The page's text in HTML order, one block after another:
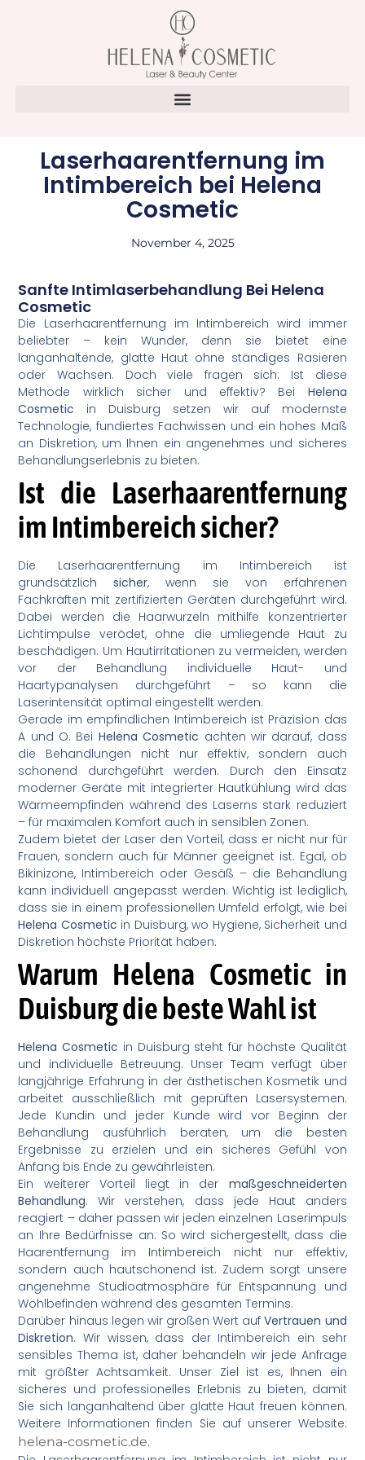
Laserhaarentfernung im
Intimbereich bei Helena
Cosmetic
November 4, 2025
Sanfte Intimlaserbehandlung Bei Helena
Cosmetic
Die Laserhaarentfernung im Intimbereich wird immer
beliebter – kein Wunder, denn sie bietet eine
langanhaltende, glatte Haut ohne ständiges Rasieren
oder Wachsen. Doch viele fragen sich: Ist diese
Methode wirklich sicher und effektiv? Bei Helena
Cosmetic in Duisburg setzen wir auf modernste
Technologie, fundiertes Fachwissen und ein hohes Maß
an Diskretion, um Ihnen ein angenehmes und sicheres
Behandlungserlebnis zu bieten.
Ist die Laserhaarentfernung
im Intimbereich sicher?
Die Laserhaarentfernung im Intimbereich ist
grundsätzlichsicher, wenn sie von erfahrenen
Fachkräften mit zertifizierten Geräten durchgeführt wird.
Dabei werden die Haarwurzeln mithilfe konzentrierter
Lichtimpulse verödet, ohne die umliegende Haut zu
beschädigen. Um Hautirritationen zu vermeiden, werden
vor der Behandlung individuelle Haut- und
Haartypanalysen durchgeführt – so kann die
Laserintensität optimal eingestellt werden.
Gerade im empfindlichen Intimbereich ist Präzision das
A und O. Bei Helena Cosmetic achten wir darauf, dass
die Behandlungen nicht nur effektiv, sondern auch
schonend durchgeführt werden. Durch den Einsatz
moderner Geräte mit integrierter Hautkühlung wird das
Wärmeempfinden während des Laserns stark reduziert
– für maximalen Komfort auch in sensiblen Zonen.
Zudem bietet der Laser den Vorteil, dass er nicht nur für
Frauen, sondern auch für Männer geeignet ist. Egal, ob
Bikinizone, Intimbereich oder Gesäß – die Behandlung
kann individuell angepasst werden. Wichtig ist lediglich,
dass sie in einem professionellen Umfeld erfolgt, wie bei
Helena Cosmetic in Duisburg, wo Hygiene, Sicherheit und
Diskretion höchste Priorität haben.
Warum Helena Cosmetic in
Duisburg die beste Wahl ist
Helena Cosmetic in Duisburg steht für höchste Qualität
und individuelle Betreuung. Unser Team verfügt über
langjährige Erfahrung in der ästhetischen Kosmetik und
arbeitet ausschließlich mit geprüften Lasersystemen.
Jede Kundin und jeder Kunde wird vor Beginn der
Behandlung ausführlich beraten, um die besten
Ergebnisse zu erzielen und ein sicheres Gefühl von
Anfang bis Ende zu gewährleisten.
Ein weiterer Vorteil liegt in der maßgeschneiderten
Behandlung. Wir verstehen, dass jede Haut anders
reagiert – daher passen wir jeden einzelnen Laserimpuls
an Ihre Bedürfnisse an. So wird sichergestellt, dass die
Haarentfernung im Intimbereich nicht nur effektiv,
sondern auch hautschonend ist. Zudem sorgt unsere
angenehme Studioatmosphäre für Entspannung und
Wohlbefinden während des gesamten Termins.
Darüber hinaus legen wir großen Wert aufVertrauen und
Diskretion. Wir wissen, dass der Intimbereich ein sehr
sensibles Thema ist, daher behandeln wir jede Anfrage
mit größter Achtsamkeit. Unser Ziel ist es, Ihnen ein
sicheres und professionelles Erlebnis zu bieten, damit
Sie sich langanhaltend über glatte Haut freuen können.
Weitere Informationen finden Sie auf unserer Website:
helena-cosmetic.de.